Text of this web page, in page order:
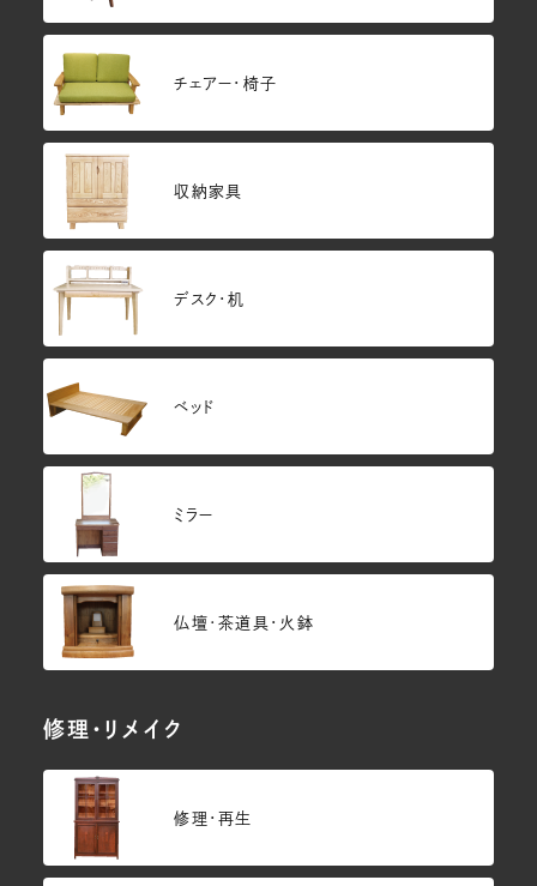
チェアー・椅子
収納家具
デスク・机
ベッド
ミラー
仏壇･茶道具・火鉢
修理・リメイク
修理・再生